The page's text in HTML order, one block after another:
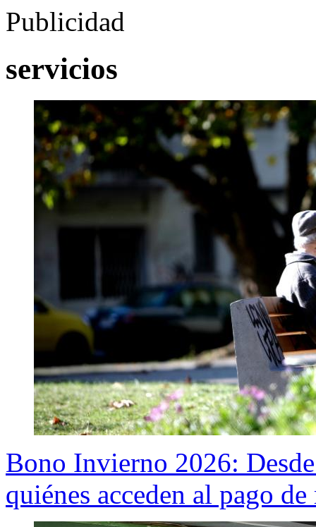
Publicidad
servicios
Bono Invierno 2026:
quiénes acceden al pago